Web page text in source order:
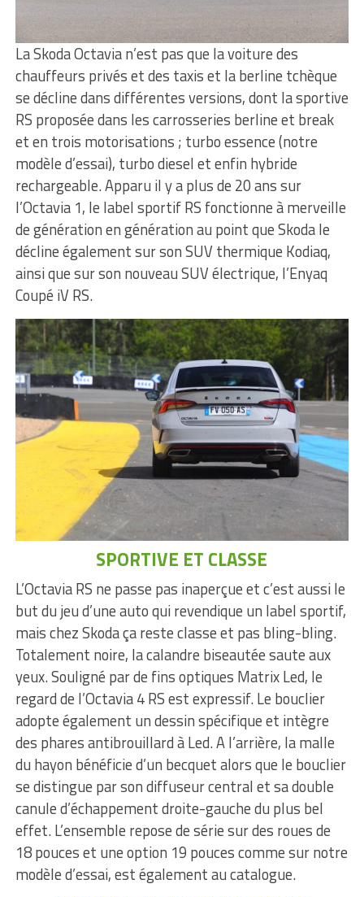
La Skoda Octavia n’est pas que la voiture des
chauffeurs privés et des taxis et la berline tchèque
se décline dans différentes versions, dont la sportive
RS proposée dans les carrosseries berline et break
et en trois motorisations ; turbo essence (notre
modèle d’essai), turbo diesel et enfin hybride
rechargeable. Apparu il y a plus de 20 ans sur
l’Octavia 1, le label sportif RS fonctionne à merveille
de génération en génération au point que Skoda le
décline également sur son SUV thermique Kodiaq,
ainsi que sur son nouveau SUV électrique, l’Enyaq
Coupé iV RS.
SPORTIVE ET CLASSE
L’Octavia RS ne passe pas inaperçue et c’est aussi le
but du jeu d’une auto qui revendique un label sportif,
mais chez Skoda ça reste classe et pas bling-bling.
Totalement noire, la calandre biseautée saute aux
yeux. Souligné par de fins optiques Matrix Led, le
regard de l’Octavia 4 RS est expressif. Le bouclier
adopte également un dessin spécifique et intègre
des phares antibrouillard à Led. A l’arrière, la malle
du hayon bénéficie d’un becquet alors que le bouclier
se distingue par son diffuseur central et sa double
canule d’échappement droite-gauche du plus bel
effet. L’ensemble repose de série sur des roues de
18 pouces et une option 19 pouces comme sur notre
modèle d’essai, est également au catalogue.